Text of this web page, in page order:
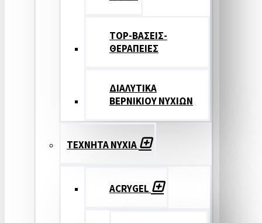
TOP-ΒΑΣΕΙΣ-
ΘΕΡΑΠΕΙΕΣ
ΔΙΑΛΥΤΙΚΑ
ΒΕΡΝΙΚΙΟΥ ΝΥΧΙΩΝ
ΤΕΧΝΗΤΑ ΝΥΧΙΑ
ACRYGEL